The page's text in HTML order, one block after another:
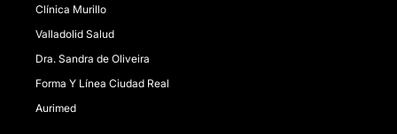
Clínica Murillo
Valladolid Salud
Dra. Sandra de Oliveira
Forma Y Línea Ciudad Real
Aurimed